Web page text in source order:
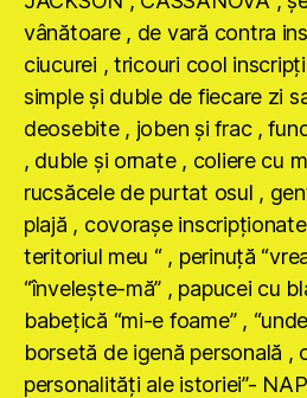
vânătoare , de vară contra
ciucurei , tricouri cool
simple şi duble de fiecare zi
deosebite , joben şi frac ,
, duble şi ornate , coliere cu
rucsăcele de purtat osul ,
plajă , covoraşe
teritoriul meu “ , perinuţă
“înveleşte-mă” , papucei cu
babeţică “mi-e foame” ,
borsetă de igenă personală ,
personalităţi ale istoriei”-